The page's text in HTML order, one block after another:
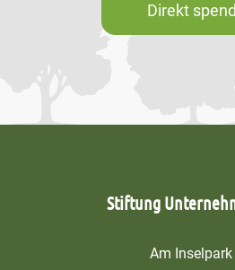
Direkt
Stiftung
Am Inselpark